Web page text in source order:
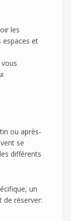
les
espaces et
ou après-
se
différents
un
de réserver: